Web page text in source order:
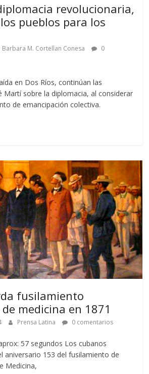
revolucionaria,
pueblos para los
Barbara M. Cortellan Conesa
0
en Dos Ríos, continúan las
Martí sobre la diplomacia, al considerar
de emancipación colectiva.
fusilamiento
medicina en 1871
Prensa Latina 0 comentarios
57 segundos Los cubanos
aniversario 153 del fusilamiento de
Medicina,